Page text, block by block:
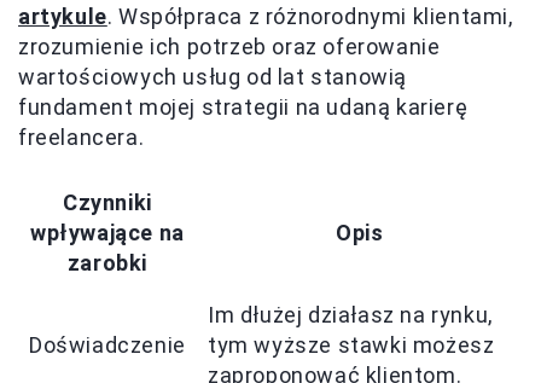
artykule. Współpraca z różnorodnymi klientami,
zrozumienie ich potrzeb oraz oferowanie
wartościowych usług od lat stanowią
fundament mojej strategii na udaną karierę
freelancera.
Czynniki
wpływające na
zarobki
Opis
Doświadczenie
Im dłużej działasz na rynku,
tym wyższe stawki możesz
zaproponować klientom.